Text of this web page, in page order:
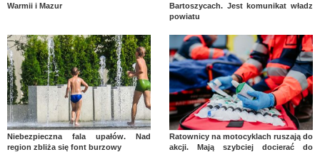
Warmii i Mazur
Bartoszycach. Jest komunikat władz
powiatu
Niebezpieczna fala upałów. Nad
region zbliża się font burzowy
Ratownicy na motocyklach ruszają do
akcji. Mają szybciej docierać do